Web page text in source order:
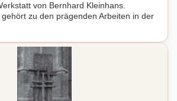
von Bernhard Kleinhans.
zu den prägenden Arbeiten in der